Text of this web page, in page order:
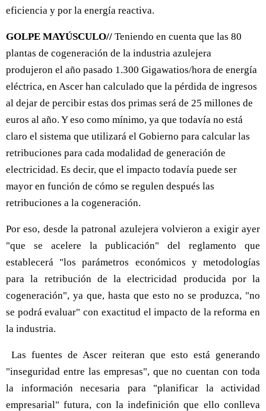
eficiencia y por la energía reactiva.
GOLPE MAYÚSCULO// Teniendo en cuenta que las 80
plantas de cogeneración de la industria azulejera
produjeron el año pasado 1.300 Gigawatios/hora de energía
eléctrica, en Ascer han calculado que la pérdida de ingresos
al dejar de percibir estas dos primas será de 25 millones de
euros al año. Y eso como mínimo, ya que todavía no está
claro el sistema que utilizará el Gobierno para calcular las
retribuciones para cada modalidad de generación de
electricidad. Es decir, que el impacto todavía puede ser
mayor en función de cómo se regulen después las
retribuciones a la cogeneración.
Por eso, desde la patronal azulejera volvieron a exigir ayer
"que se acelere la publicación" del reglamento que
establecerá "los parámetros económicos y metodologías
para la retribución de la electricidad producida por la
cogeneración", ya que, hasta que esto no se produzca, "no
se podrá evaluar" con exactitud el impacto de la reforma en
la industria.
Las fuentes de Ascer reiteran que esto está generando
"inseguridad entre las empresas", que no cuentan con toda
la información necesaria para "planificar la actividad
empresarial" futura, con la indefinición que ello conlleva